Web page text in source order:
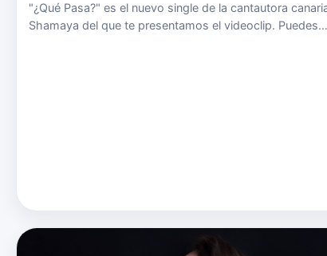
"¿Qué Pasa?" es el nuevo single de la cantautora
Shamaya del que te presentamos el videoclip. Puedes